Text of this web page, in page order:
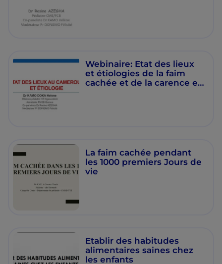
Webinaire: Etat des lieux
et étiologies de la faim
cachée et de la carence en
La faim cachée pendant
les 1000 premiers Jours de
vie
Etablir des habitudes
alimentaires saines chez
les enfants